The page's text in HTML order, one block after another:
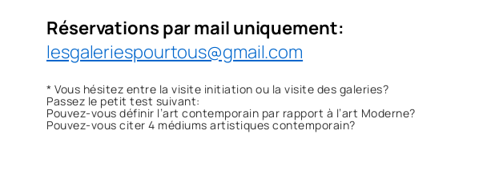
Réservations par mail uniquement:
lesgaleriespourtous@gmail.com
* Vous hésitez entre la visite initiation ou la visite des galeries?
Passez le petit test suivant:
Pouvez-vous définir l’art contemporain par rapport à l’art Moderne?
Pouvez-vous citer 4 médiums artistiques contemporain?